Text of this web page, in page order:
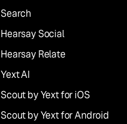
Search
Hearsay Social
Hearsay Relate
Yext AI
Scout by Yext for iOS
Scout by Yext for Android